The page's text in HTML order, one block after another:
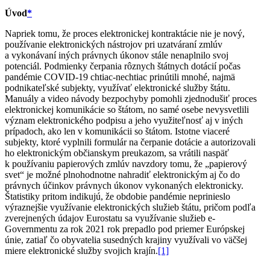
Úvod*
Napriek tomu, že proces elektronickej kontraktácie nie je nový,
používanie elektronických nástrojov pri uzatváraní zmlúv
a vykonávaní iných právnych úkonov stále nenaplnilo svoj
potenciál. Podmienky čerpania rôznych štátnych dotácií počas
pandémie COVID-19 chtiac-nechtiac prinútili mnohé, najmä
podnikateľské subjekty, využívať elektronické služby štátu.
Manuály a video návody bezpochyby pomohli zjednodušiť proces
elektronickej komunikácie so štátom, no samé osebe nevysvetlili
význam elektronického podpisu a jeho využiteľnosť aj v iných
prípadoch, ako len v komunikácii so štátom. Istotne viaceré
subjekty, ktoré vyplnili formulár na čerpanie dotácie a autorizovali
ho elektronickým občianskym preukazom, sa vrátili naspäť
k používaniu papierových zmlúv navzdory tomu, že „papierový
svet“ je možné plnohodnotne nahradiť elektronickým aj čo do
právnych účinkov právnych úkonov vykonaných elektronicky.
Štatistiky pritom indikujú, že obdobie pandémie neprinieslo
výraznejšie využívanie elektronických služieb štátu, pričom podľa
zverejnených údajov Eurostatu sa využívanie služieb e-
Governmentu za rok 2021 rok prepadlo pod priemer Európskej
únie, zatiaľ čo obyvatelia susedných krajiny využívali vo väčšej
miere elektronické služby svojich krajín.[1]